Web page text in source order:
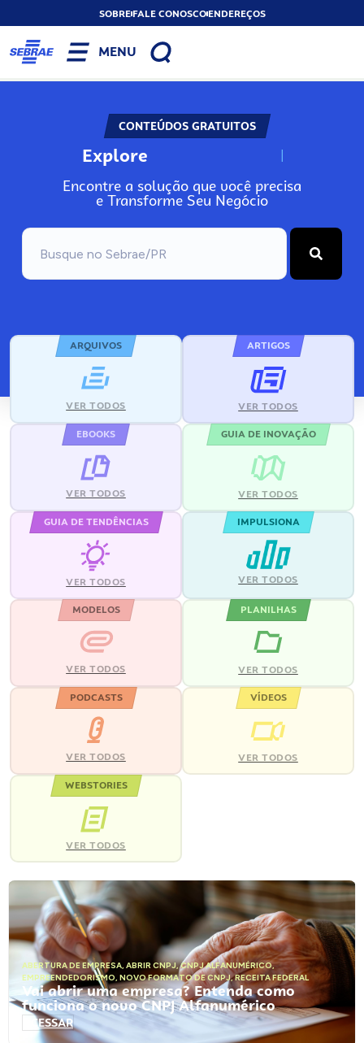
SOBREFALE CONOSCOENDEREÇOS
MENU
CONTEÚDOS GRATUITOS
Explore N
Encontre a solução que você precisa
e Transforme Seu Negócio
ARQUIVOS
VER TODOS
ARTIGOS
VER TODOS
EBOOKS
VER TODOS
GUIA DE INOVAÇÃO
VER TODOS
GUIA DE TENDÊNCIAS
VER TODOS
IMPULSIONA
VER TODOS
MODELOS
VER TODOS
PLANILHAS
VER TODOS
PODCASTS
VER TODOS
VÍDEOS
VER TODOS
WEBSTORIES
VER TODOS
ABERTURA DE EMPRESA, ABRIR CNPJ,CNPJ ALFANUMÉRICO,
EMPREENDEDORISMO, NOVO FORMATO DE CNPJ,RECEITA FEDERAL
Vai abrir uma empresa? Entenda como
funciona o novo CNPJ Alfanumérico
ACESSAR